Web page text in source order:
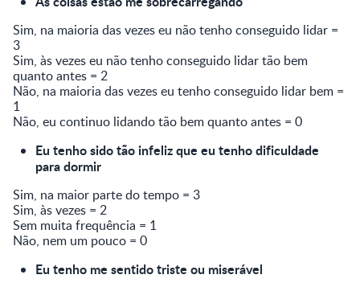
Sim, na maioria das vezes eu não tenho conseguido lidar =
3
Sim, às vezes eu não tenho conseguido lidar tão bem
quanto antes = 2
Não, na maioria das vezes eu tenho conseguido lidar bem =
1
Não, eu continuo lidando tão bem quanto antes = 0
Eu tenho sido tão infeliz que eu tenho dificuldade
para dormir
Sim, na maior parte do tempo = 3
Sim, às vezes = 2
Sem muita frequência = 1
Não, nem um pouco = 0
Eu tenho me sentido triste ou miserável